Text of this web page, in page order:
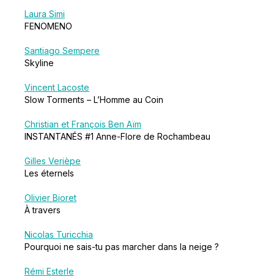
Laura Simi
FENOMENO
Santiago Sempere
Skyline
Vincent Lacoste
Slow Torments – L’Homme au Coin
Christian et François Ben Aïm
INSTANTANÉS #1 Anne-Flore de Rochambeau
Gilles Verièpe
Les éternels
Olivier Bioret
À travers
Nicolas Turicchia
Pourquoi ne sais-tu pas marcher dans la neige ?
Rémi Esterle